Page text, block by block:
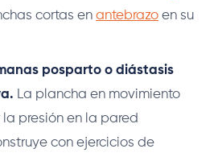
cortas en antebrazo en su
posparto o diástasis
La plancha en movimiento
presión en la pared
con ejercicios de